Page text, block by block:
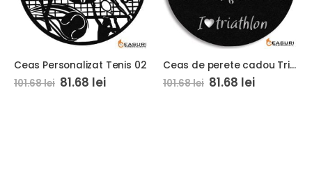
Ceas Personalizat Tenis 02
101.68lei 81.68 lei
Ceas de perete cadou Triatlon 01
101.68lei 81.68 lei